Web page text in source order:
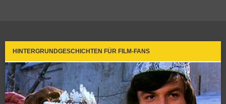
HINTERGRUNDGESCHICHTEN FÜR FILM-FANS